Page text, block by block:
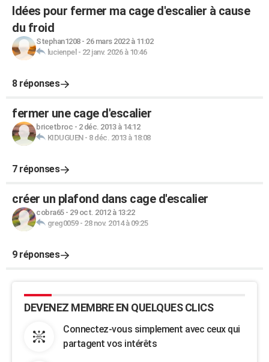
Idées pour fermer ma cage d'escalier à cause
du froid
Stephan1208- 26 mars 2022 à 11:02
lucienpel - 22 janv. 2026 à 10:46
8 réponses
fermer une cage d'escalier
bricetbroc - 2 déc. 2013 à 14:12
KIDUGUEN- 8 déc. 2013 à 18:08
7 réponses
créer un plafond dans cage d'escalier
cobra65- 29 oct. 2012 à 13:22
greg0059- 28 nov. 2014 à 09:25
9 réponses
DEVENEZ MEMBRE EN QUELQUES CLICS
Connectez-vous simplement avec ceux qui
partagent vos intérêts